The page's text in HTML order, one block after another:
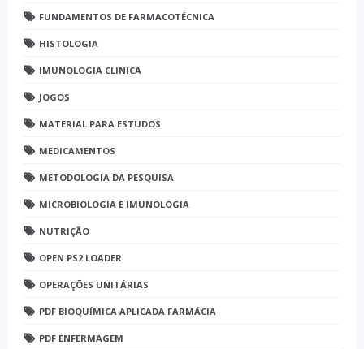
FUNDAMENTOS DE FARMACOTÉCNICA
HISTOLOGIA
IMUNOLOGIA CLINICA
JOGOS
MATERIAL PARA ESTUDOS
MEDICAMENTOS
METODOLOGIA DA PESQUISA
MICROBIOLOGIA E IMUNOLOGIA
NUTRIÇÃO
OPEN PS2 LOADER
OPERAÇÕES UNITÁRIAS
PDF BIOQUÍMICA APLICADA FARMÁCIA
PDF ENFERMAGEM